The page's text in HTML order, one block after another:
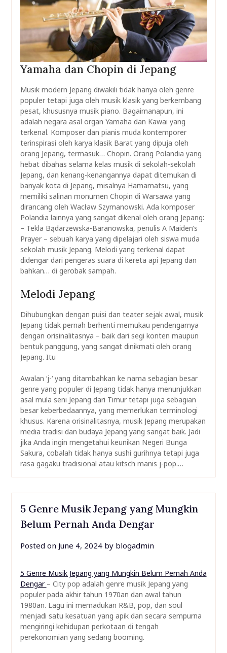
Yamaha dan Chopin di Jepang
Musik modern Jepang diwakili tidak hanya oleh genre
populer tetapi juga oleh musik klasik yang berkembang
pesat, khususnya musik piano. Bagaimanapun, ini
adalah negara asal organ Yamaha dan Kawai yang
terkenal. Komposer dan pianis muda kontemporer
terinspirasi oleh karya klasik Barat yang dipuja oleh
orang Jepang, termasuk… Chopin. Orang Polandia yang
hebat dibahas selama kelas musik di sekolah-sekolah
Jepang, dan kenang-kenangannya dapat ditemukan di
banyak kota di Jepang, misalnya Hamamatsu, yang
memiliki salinan monumen Chopin di Warsawa yang
dirancang oleh Wacław Szymanowski. Ada komposer
Polandia lainnya yang sangat dikenal oleh orang Jepang:
– Tekla Bądarzewska-Baranowska, penulis A Maiden’s
Prayer – sebuah karya yang dipelajari oleh siswa muda
sekolah musik Jepang. Melodi yang terkenal dapat
didengar dari pengeras suara di kereta api Jepang dan
bahkan… di gerobak sampah.
Melodi Jepang
Dihubungkan dengan puisi dan teater sejak awal, musik
Jepang tidak pernah berhenti memukau pendengarnya
dengan orisinalitasnya – baik dari segi konten maupun
bentuk panggung, yang sangat dinikmati oleh orang
Jepang. Itu
Awalan ‘j-‘ yang ditambahkan ke nama sebagian besar
genre yang populer di Jepang tidak hanya menunjukkan
asal mula seni Jepang dari Timur tetapi juga sebagian
besar keberbedaannya, yang memerlukan terminologi
khusus. Karena orisinalitasnya, musik Jepang merupakan
media tradisi dan budaya Jepang yang sangat baik. Jadi
jika Anda ingin mengetahui keunikan Negeri Bunga
Sakura, cobalah tidak hanya sushi gurihnya tetapi juga
rasa gagaku tradisional atau kitsch manis j-pop.…
5 Genre Musik Jepang yang Mungkin
Belum Pernah Anda Dengar
Posted on June 4, 2024by blogadmin
5 Genre Musik Jepang yang Mungkin Belum Pernah Anda
Dengar – City pop adalah genre musik Jepang yang
populer pada akhir tahun 1970an dan awal tahun
1980an. Lagu ini memadukan R&B, pop, dan soul
menjadi satu kesatuan yang apik dan secara sempurna
mengiringi kehidupan perkotaan di tengah
perekonomian yang sedang booming.